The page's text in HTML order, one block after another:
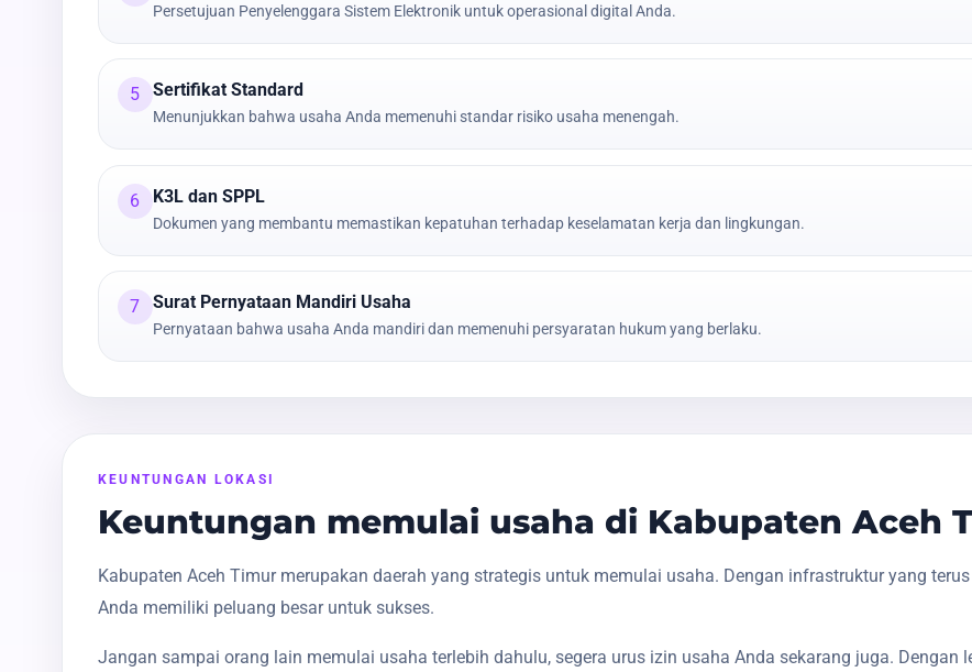
Persetujuan Penyelenggara Sistem Elektronik untuk operasional digital Anda.
5 Sertifikat Standard
Menunjukkan bahwa usaha Anda memenuhi standar risiko usaha menengah.
6 K3L dan SPPL
Dokumen yang membantu memastikan kepatuhan terhadap keselamatan kerja dan lingkungan.
7 Surat Pernyataan Mandiri Usaha
Pernyataan bahwa usaha Anda mandiri dan memenuhi persyaratan hukum yang berlaku.
KEUNTUNGAN LOKASI
Keuntungan memulai usaha di Kabupaten Aceh
Kabupaten Aceh Timur merupakan daerah yang strategis untuk memulai usaha. Dengan infrastruktur yang
Anda memiliki peluang besar untuk sukses.
Jangan sampai orang lain memulai usaha terlebih dahulu, segera urus izin usaha Anda sekarang juga. Dengan